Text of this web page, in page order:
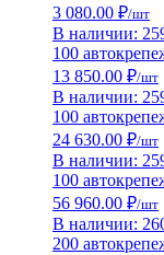
3 080.00 ₽/шт
В наличии:
100
13 850.00 ₽/шт
В наличии:
100
24 630.00 ₽/шт
В наличии:
100
56 960.00 ₽/шт
В наличии:
200